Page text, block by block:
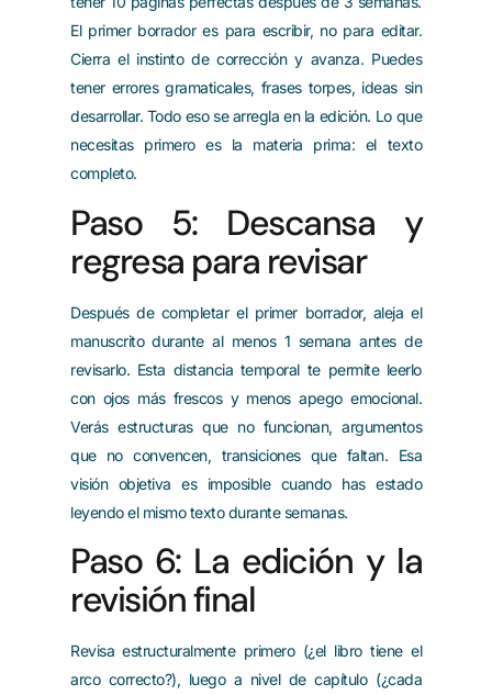
El primer borrador es para escribir, no para editar.
Cierra el instinto de corrección y avanza. Puedes
tener errores gramaticales, frases torpes, ideas sin
desarrollar. Todo eso se arregla en la edición. Lo que
necesitas primero es la materia prima: el texto
completo.
Paso 5: Descansa y
regresa para revisar
Después de completar el primer borrador, aleja el
manuscrito durante al menos 1 semana antes de
revisarlo. Esta distancia temporal te permite leerlo
con ojos más frescos y menos apego emocional.
Verás estructuras que no funcionan, argumentos
que no convencen, transiciones que faltan. Esa
visión objetiva es imposible cuando has estado
leyendo el mismo texto durante semanas.
Paso 6: La edición y la
revisión final
Revisa estructuralmente primero (¿el libro tiene el
arco correcto?), luego a nivel de capítulo (¿cada